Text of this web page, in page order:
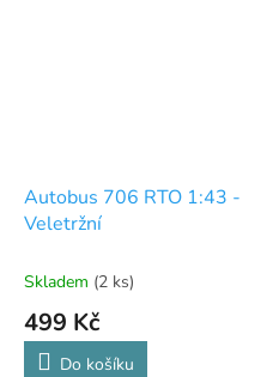
Autobus 706 RTO 1:43 -
Veletržní
Skladem (2 ks)
499 Kč
Do košíku